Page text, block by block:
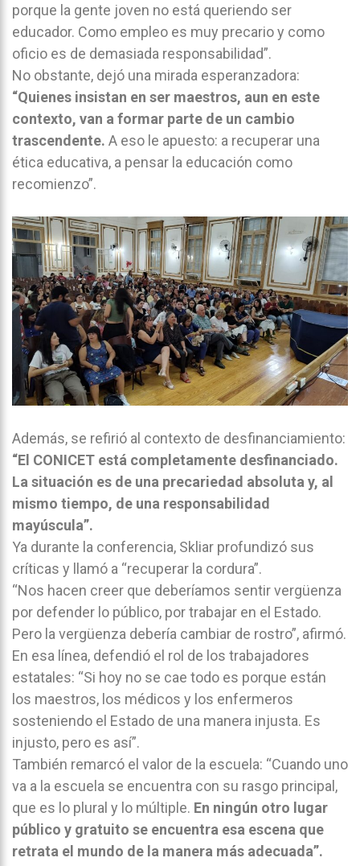
porque la gente joven no está queriendo ser
educador. Como empleo es muy precario y como
oficio es de demasiada responsabilidad”.
No obstante, dejó una mirada esperanzadora:
“Quienes insistan en ser maestros, aun en este
contexto, van a formar parte de un cambio
trascendente. A eso le apuesto: a recuperar una
ética educativa, a pensar la educación como
recomienzo”.
Además, se refirió al contexto de desfinanciamiento:
“El CONICET está completamente desfinanciado.
La situación es de una precariedad absoluta y, al
mismo tiempo, de una responsabilidad
mayúscula”.
Ya durante la conferencia, Skliar profundizó sus
críticas y llamó a “recuperar la cordura”.
“Nos hacen creer que deberíamos sentir vergüenza
por defender lo público, por trabajar en el Estado.
Pero la vergüenza debería cambiar de rostro”, afirmó.
En esa línea, defendió el rol de los trabajadores
estatales: “Si hoy no se cae todo es porque están
los maestros, los médicos y los enfermeros
sosteniendo el Estado de una manera injusta. Es
injusto, pero es así”.
También remarcó el valor de la escuela: “Cuando uno
va a la escuela se encuentra con su rasgo principal,
que es lo plural y lo múltiple. En ningún otro lugar
público y gratuito se encuentra esa escena que
retrata el mundo de la manera más adecuada”.